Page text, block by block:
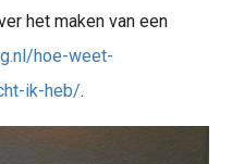
het maken van een
hoe-weet-
ik-heb/.